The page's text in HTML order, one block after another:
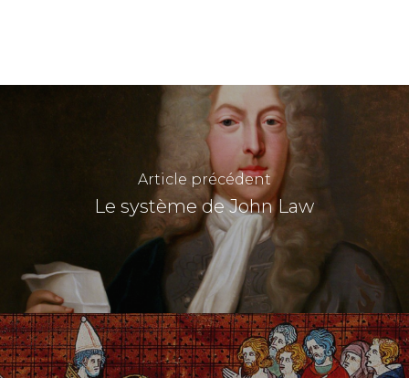
Article précédent
Le système de John Law